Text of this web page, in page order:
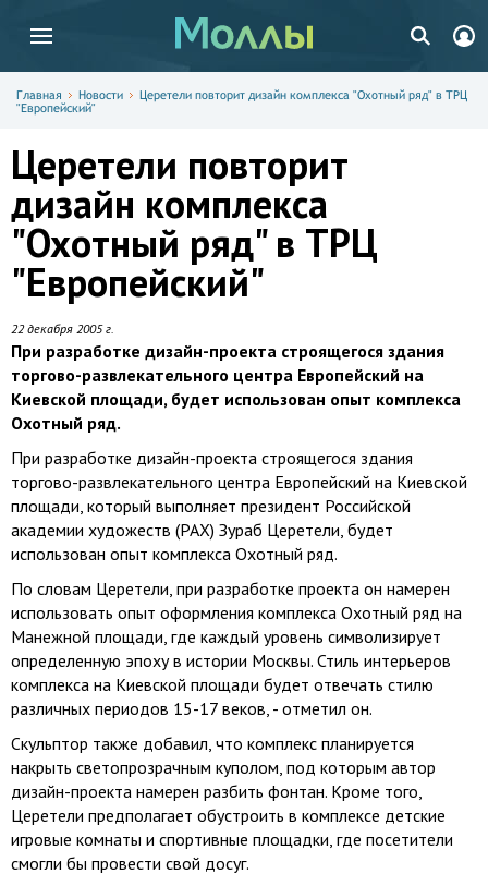
Главная Новости
Церетели повторит дизайн комплекса "Охотный ряд" в ТРЦ
"Европейский"
Церетели повторит
дизайн комплекса
"Охотный ряд" в ТРЦ
"Европейский"
22 декабря 2005 г.
При разработке дизайн-проекта строящегося здания
торгово-развлекательного центра Европейский на
Киевской площади, будет использован опыт комплекса
Охотный ряд.
При разработке дизайн-проекта строящегося здания
торгово-развлекательного центра Европейский на Киевской
площади, который выполняет президент Российской
академии художеств (РАХ) Зураб Церетели, будет
использован опыт комплекса Охотный ряд.
По словам Церетели, при разработке проекта он намерен
использовать опыт оформления комплекса Охотный ряд на
Манежной площади, где каждый уровень символизирует
определенную эпоху в истории Москвы. Стиль интерьеров
комплекса на Киевской площади будет отвечать стилю
различных периодов 15-17 веков, - отметил он.
Скульптор также добавил, что комплекс планируется
накрыть светопрозрачным куполом, под которым автор
дизайн-проекта намерен разбить фонтан. Кроме того,
Церетели предполагает обустроить в комплексе детские
игровые комнаты и спортивные площадки, где посетители
смогли бы провести свой досуг.